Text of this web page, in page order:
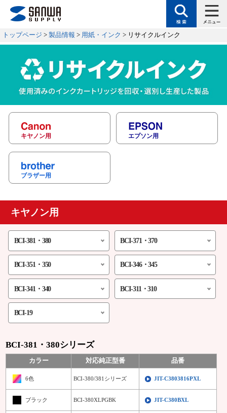
トップページ > 製品情報 > 用紙・インク > リサイクルインク
キヤノン用 エプソン用
ブラザー用
キヤノン用
BCI-381・380 BCI-371・370
BCI-351・350 BCI-346・345
BCI-341・340 BCI-311・310
BCI-19
BCI-381・380シリーズ
カラー 対応純正型番 品番
6色 BCI-380/381シリーズ JIT-C3803816PXL
ブラック BCI-380XLPGBK JIT-C380BXL